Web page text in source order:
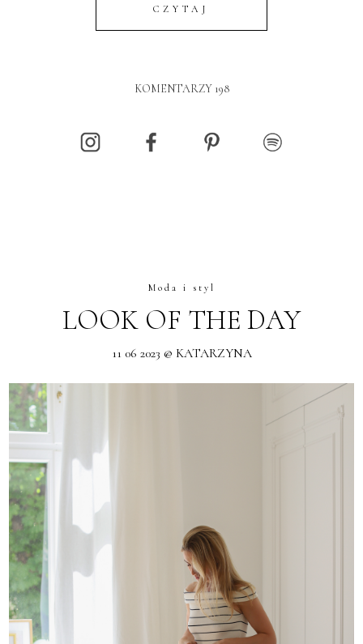
CZYTAJ
KOMENTARZY 198
Moda i styl
LOOK OF THE DAY
11 06 2023 @ KATARZYNA